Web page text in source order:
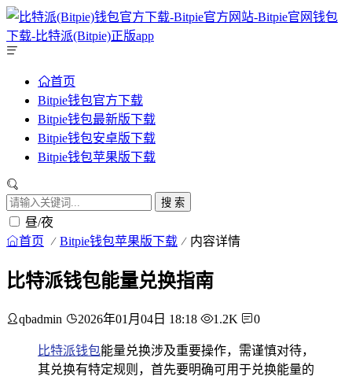
首页
Bitpie钱包官方下载
Bitpie钱包最新版下载
Bitpie钱包安卓版下载
Bitpie钱包苹果版下载
搜 索
昼/夜
首页 Bitpie钱包苹果版下载 内容详情
比特派钱包能量兑换指南
qbadmin 2026年01月04日 18:18 1.2K 0
比特派钱包能量兑换涉及重要操作，需谨慎对待，
其兑换有特定规则，首先要明确可用于兑换能量的